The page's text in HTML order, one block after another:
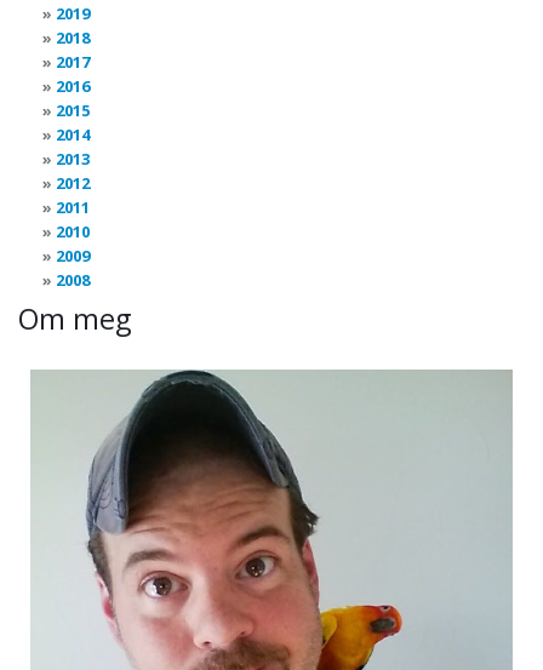
2019
2018
2017
2016
2015
2014
2013
2012
2011
2010
2009
2008
Om meg